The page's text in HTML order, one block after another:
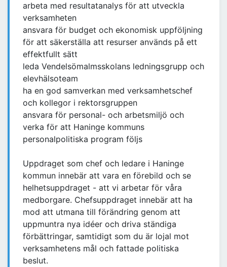
arbeta med resultatanalys för att utveckla
verksamheten
ansvara för budget och ekonomisk uppföljning
för att säkerställa att resurser används på ett
effektfullt sätt
leda Vendelsömalmsskolans ledningsgrupp och
elevhälsoteam
ha en god samverkan med verksamhetschef
och kollegor i rektorsgruppen
ansvara för personal- och arbetsmiljö och
verka för att Haninge kommuns
personalpolitiska program följs
Uppdraget som chef och ledare i Haninge
kommun innebär att vara en förebild och se
helhetsuppdraget - att vi arbetar för våra
medborgare. Chefsuppdraget innebär att ha
mod att utmana till förändring genom att
uppmuntra nya idéer och driva ständiga
förbättringar, samtidigt som du är lojal mot
verksamhetens mål och fattade politiska
beslut.